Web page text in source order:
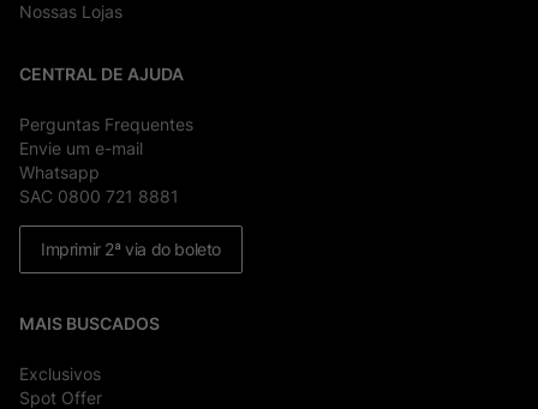
Nossas Lojas
CENTRAL DE AJUDA
Perguntas Frequentes
Envie um e-mail
Whatsapp
SAC 0800 721 8881
Imprimir 2ª via do boleto
MAIS BUSCADOS
Exclusivos
Spot Offer